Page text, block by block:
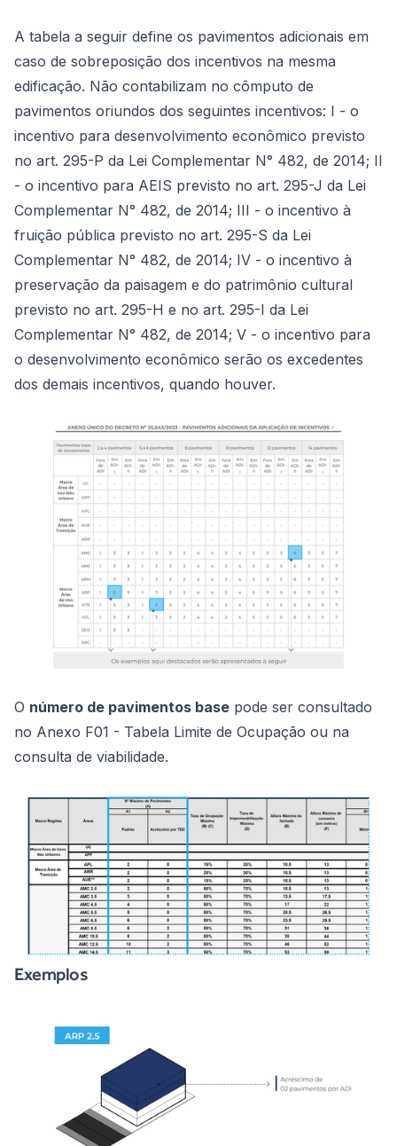
A tabela a seguir define os pavimentos adicionais em
caso de sobreposição dos incentivos na mesma
edificação. Não contabilizam no cômputo de
pavimentos oriundos dos seguintes incentivos: I - o
incentivo para desenvolvimento econômico previsto
no art. 295-P da Lei Complementar N° 482, de 2014; II
- o incentivo para AEIS previsto no art. 295-J da Lei
Complementar N° 482, de 2014; III - o incentivo à
fruição pública previsto no art. 295-S da Lei
Complementar N° 482, de 2014; IV - o incentivo à
preservação da paisagem e do patrimônio cultural
previsto no art. 295-H e no art. 295-I da Lei
Complementar N° 482, de 2014; V - o incentivo para
o desenvolvimento econômico serão os excedentes
dos demais incentivos, quando houver.
O número de pavimentos base pode ser consultado
no Anexo F01 - Tabela Limite de Ocupação ou na
consulta de viabilidade.
Exemplos